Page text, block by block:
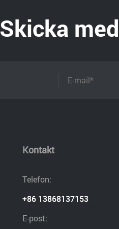
Skicka
Kontakt
Telefon:
+86 13868137153
E-post: